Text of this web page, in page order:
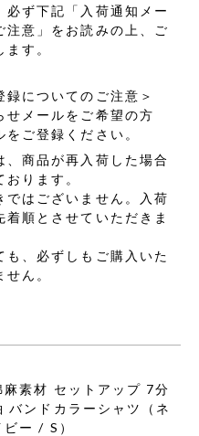
必ず下記「入荷通知メー
注意」をお読みの上、ご
す。
録についてのご注意＞
せメールをご希望の方
ご登録ください。
、商品が再入荷した場合
ります。
ではございません。入荷
順とさせていただきま
も、必ずしもご購入いた
ん。
麻素材 セットアップ 7分
バンドカラーシャツ（ネ
ビー / S）